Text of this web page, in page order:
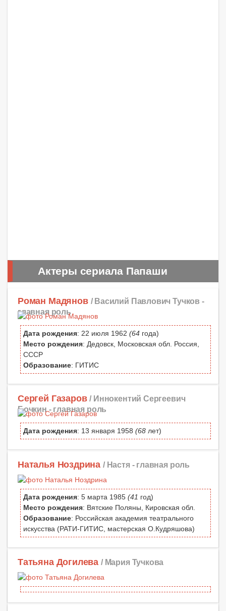
Актеры сериала Папаши
Роман Мадянов / Василий Павлович Тучков -
главная роль
Дата рождения: 22 июля 1962 (64 года)
Место рождения: Дедовск, Московская обл. Россия,
СССР
Образование: ГИТИС
Сергей Газаров / Иннокентий Сергеевич
Бочкин - главная роль
Дата рождения: 13 января 1958 (68 лет)
Наталья Ноздрина / Настя - главная роль
Дата рождения: 5 марта 1985 (41 год)
Место рождения: Вятские Поляны, Кировская обл.
Образование: Российская академия театрального
искусства (РАТИ-ГИТИС, мастерская О.Кудряшова)
Татьяна Догилева / Мария Тучкова